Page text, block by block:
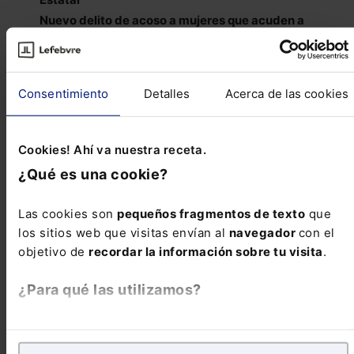
Consentimiento Detalles Acerca de las cookies
Cookies! Ahí va nuestra receta.
¿Qué es una cookie?
Las cookies son pequeños fragmentos de texto que
los sitios web que visitas envían al navegador con el
objetivo de recordar la información sobre tu visita.
¿Para qué las utilizamos?
analíticospara tratar demejorar tu experienciaen
Nuevo delito de acoso a mujeres que acuden a
BOE 88/2022 de 13 de Abril de 2022
CIVIL
pretensión de uso alternativo de la vivienda en la
subsidiaria de limitación temporal en caso de uso
exclusivo
un acuerdo alcanzado en divorcio sobre el uso de